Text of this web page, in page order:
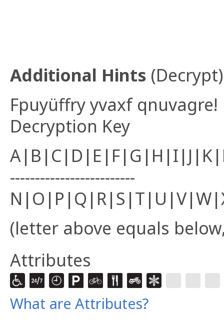
Additional Hints (Decrypt)
Fpuyüffry yvaxf qnuvagre!
Decryption Key
-------------------------
(letter above equals
Attributes
What are Attributes?